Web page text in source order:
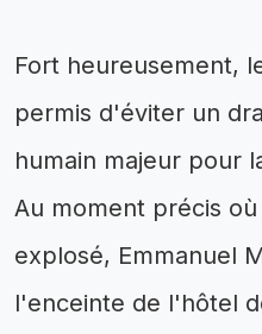
Fort heureusement,
permis d'éviter un
humain majeur pour
Au moment précis
explosé, Emmanuel
l'enceinte de l'hôtel